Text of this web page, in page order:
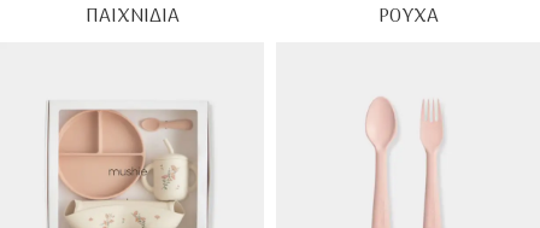
ΠΑΙΧΝΊΔΙΑ ΡΟΎΧΑ